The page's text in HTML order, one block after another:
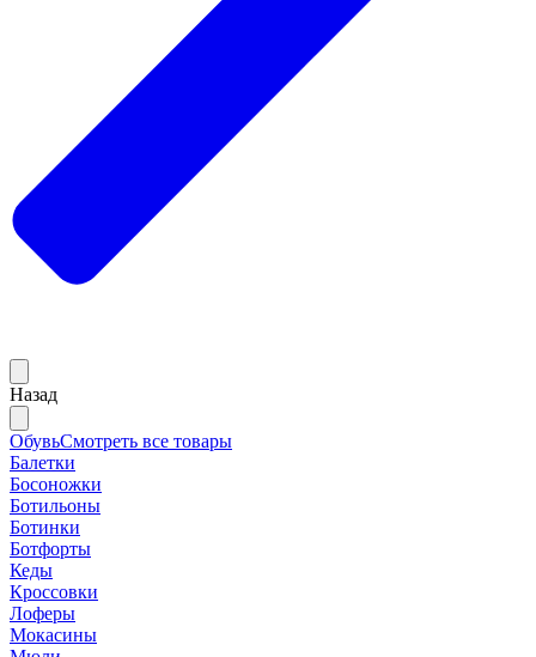
Назад
ОбувьСмотреть все товары
Балетки
Босоножки
Ботильоны
Ботинки
Ботфорты
Кеды
Кроссовки
Лоферы
Мокасины